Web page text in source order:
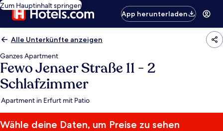
Zum Hauptinhalt springen
App herunterladen
Alle Unterkünfte anzeigen
Ganzes Apartment
Fewo Jenaer Straße 11 - 2
Schlafzimmer
Apartment in Erfurt mit Patio
Wähle deine Daten, um Preise zu sehen